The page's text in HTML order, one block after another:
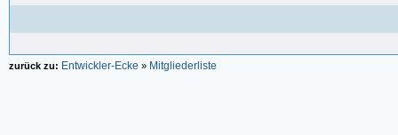
zurück zu: Entwickler-Ecke » Mitgliederliste